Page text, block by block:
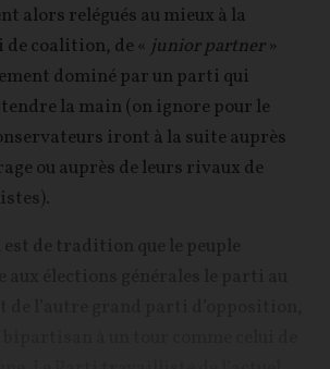
alors relégués au mieux à la
coalition, de « junior partner»
dominé par un parti qui
la main (on ignore pour le
iront à la suite auprès
ou auprès de leurs rivaux de